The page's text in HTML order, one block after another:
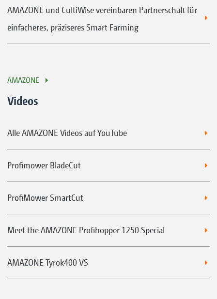
AMAZONE und CultiWise vereinbaren Partnerschaft für
einfacheres, präziseres Smart Farming
AMAZONE
Videos
Alle AMAZONE Videos auf YouTube
Profimower BladeCut
ProfiMower SmartCut
Meet the AMAZONE Profihopper 1250 Special
AMAZONE Tyrok400 VS